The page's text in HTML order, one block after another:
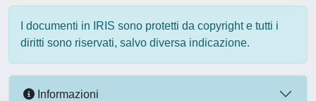
I documenti in IRIS sono protetti da copyright e tutti i
diritti sono riservati, salvo diversa indicazione.
Informazioni